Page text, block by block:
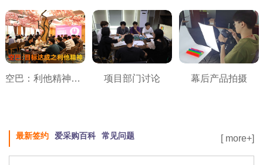
空巴：利他精神之目标达成 项目部门讨论 幕后产品拍摄
最新签约 爱采购百科 常见问题 [ more+]